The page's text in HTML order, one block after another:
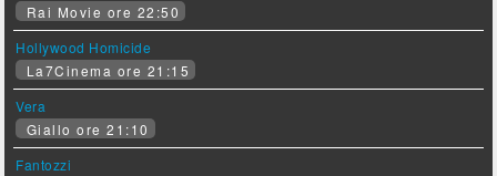
Rai Movie ore 22:50
Hollywood Homicide
La7Cinema ore 21:15
Vera
Giallo ore 21:10
Fantozzi